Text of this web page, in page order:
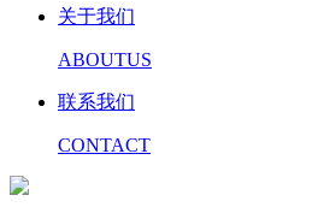
关于我们
ABOUTUS
联系我们
CONTACT